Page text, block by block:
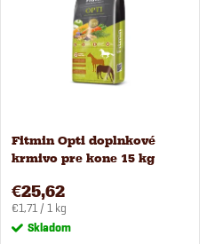
Fitmin Opti doplnkové
krmivo pre kone 15 kg
€25,62
Jednotková
cena:
€1,71 / 1 kg
Skladom